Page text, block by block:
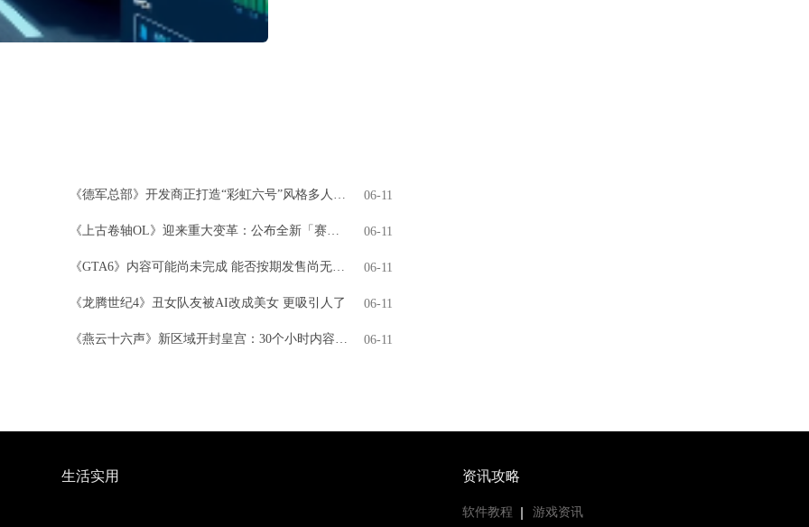
《德军总部》开发商正打造“彩虹六号”风格多人游戏 06-11
《上古卷轴OL》迎来重大变革：公布全新「赛季」模式，引领全新时代 06-11
《GTA6》内容可能尚未完成 能否按期发售尚无定论 06-11
《龙腾世纪4》丑女队友被AI改成美女 更吸引人了 06-11
《燕云十六声》新区域开封皇宫：30个小时内容 NPC超3000人 06-11
生活实用 资讯攻略
软件教程 游戏资讯